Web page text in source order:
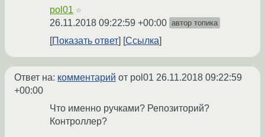
pol01 ☆
26.11.2018 09:22:59 +00:00 автор топика
Показать ответ Ссылка
Ответ на: комментарий от pol01 26.11.2018 09:22:59
+00:00
Что именно ручками? Репозиторий?
Контроллер?